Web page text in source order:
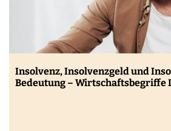
Insolvenz, Insolvenzgeld und
Bedeutung – Wirtschaftsbegriffe